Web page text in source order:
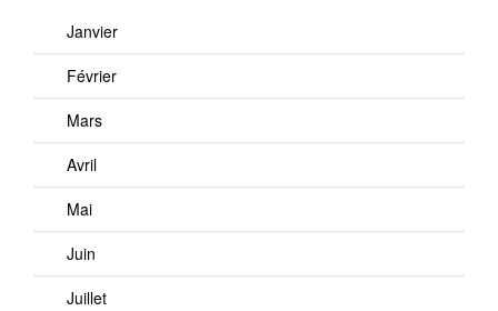
Janvier
Février
Mars
Avril
Mai
Juin
Juillet